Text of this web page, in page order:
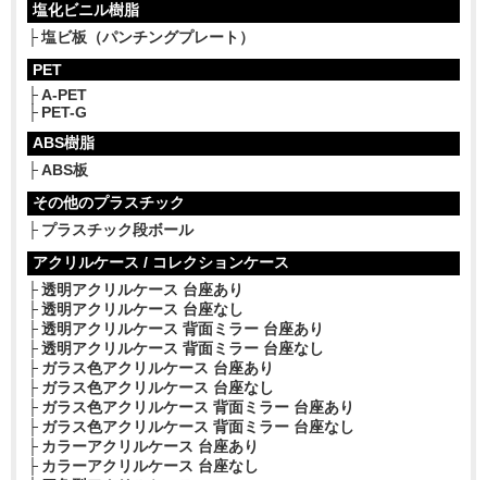
塩化ビニル樹脂
塩ビ板（パンチングプレート）
PET
A-PET
PET-G
ABS樹脂
ABS板
その他のプラスチック
プラスチック段ボール
アクリルケース / コレクションケース
透明アクリルケース 台座あり
透明アクリルケース 台座なし
透明アクリルケース 背面ミラー 台座あり
透明アクリルケース 背面ミラー 台座なし
ガラス色アクリルケース 台座あり
ガラス色アクリルケース 台座なし
ガラス色アクリルケース 背面ミラー 台座あり
ガラス色アクリルケース 背面ミラー 台座なし
カラーアクリルケース 台座あり
カラーアクリルケース 台座なし